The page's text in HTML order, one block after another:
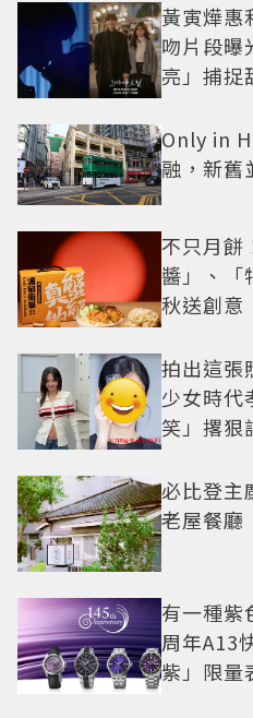
黃寅燁惠
吻片段曝
亮」捕捉
Only in
融，新舊
不只月餅
醬」、「
秋送創意
拍出這張
少女時代
笑」撂狠
必比登主
老屋餐廳
有一種紫
周年A13
紫」限量